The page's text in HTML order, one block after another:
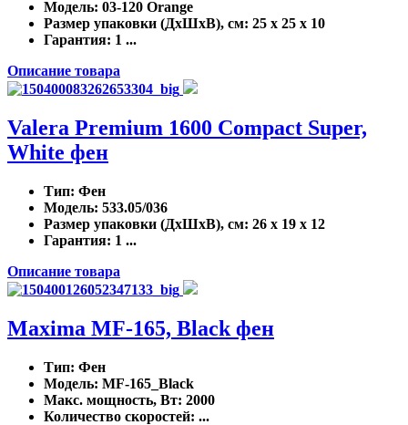
Модель: 03-120 Orange
Размер упаковки (ДхШхВ), см: 25 x 25 x 10
Гарантия: 1 ...
Описание товара
Valera Premium 1600 Compact Super,
White фен
Тип: Фен
Модель: 533.05/036
Размер упаковки (ДхШхВ), см: 26 x 19 x 12
Гарантия: 1 ...
Описание товара
Maxima MF-165, Black фен
Тип: Фен
Модель: MF-165_Black
Макс. мощность, Вт: 2000
Количество скоростей: ...